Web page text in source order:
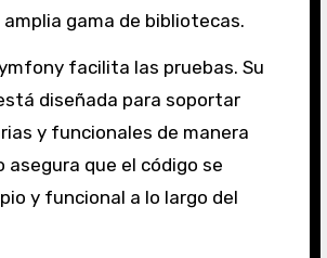
gama de bibliotecas.
facilita las pruebas. Su
diseñada para soportar
y funcionales de manera
asegura que el código se
y funcional a lo largo del